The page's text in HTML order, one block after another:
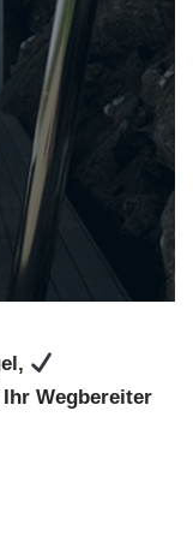
Wegbereiter